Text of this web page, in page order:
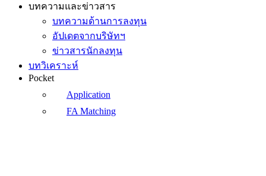
บทความและข่าวสาร
บทความด้านการลงทุน
อัปเดตจากบริษัทฯ
ข่าวสารนักลงทุน
บทวิเคราะห์
Pocket
Application
FA Matching